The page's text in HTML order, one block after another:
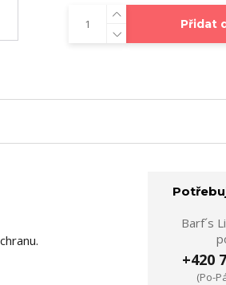
Přidat
Barf´s
+420
(Po-